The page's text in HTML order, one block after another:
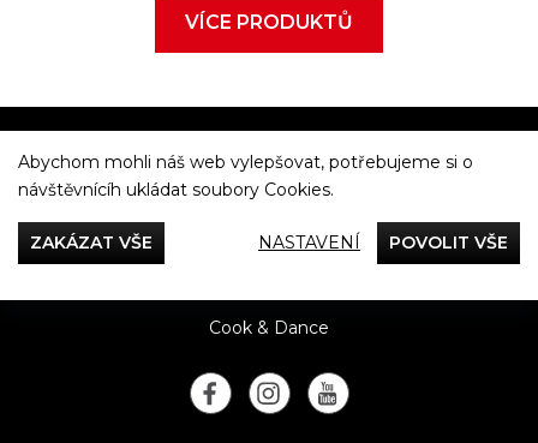
VÍCE PRODUKTŮ
Večeříme společně
Cook & Dance
Abychom mohli náš web vylepšovat, potřebujeme si o
návštěvnícíh ukládat soubory Cookies.
ZAKÁZAT VŠE NASTAVENÍ POVOLIT VŠE